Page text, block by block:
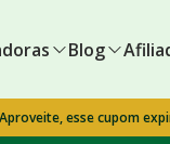
Blog
Aproveite, esse cupom